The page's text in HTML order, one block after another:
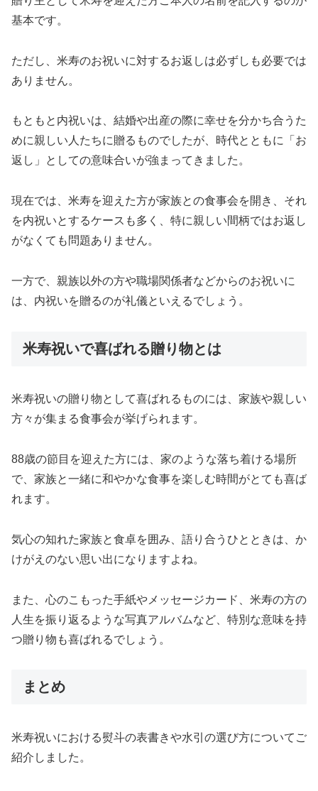
基本です。
ただし、米寿のお祝いに対するお返しは必ずしも必要では
ありません。
もともと内祝いは、結婚や出産の際に幸せを分かち合うた
めに親しい人たちに贈るものでしたが、時代とともに「お
返し」としての意味合いが強まってきました。
現在では、米寿を迎えた方が家族との食事会を開き、それ
を内祝いとするケースも多く、特に親しい間柄ではお返し
がなくても問題ありません。
一方で、親族以外の方や職場関係者などからのお祝いに
は、内祝いを贈るのが礼儀といえるでしょう。
米寿祝いで喜ばれる贈り物とは
米寿祝いの贈り物として喜ばれるものには、家族や親しい
方々が集まる食事会が挙げられます。
88歳の節目を迎えた方には、家のような落ち着ける場所
で、家族と一緒に和やかな食事を楽しむ時間がとても喜ば
れます。
気心の知れた家族と食卓を囲み、語り合うひとときは、か
けがえのない思い出になりますよね。
また、心のこもった手紙やメッセージカード、米寿の方の
人生を振り返るような写真アルバムなど、特別な意味を持
つ贈り物も喜ばれるでしょう。
まとめ
米寿祝いにおける熨斗の表書きや水引の選び方についてご
紹介しました。